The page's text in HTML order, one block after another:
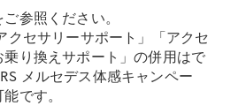
ルーム
参照ください。
セサリーサポート」「アクセ
り換えサポート」の併用はで
メルセデス体感キャンペー
です。